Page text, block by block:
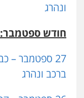
ונהרג
חודש ספטמבר: 12 הרוגים בתאונות דרכים
ברכב ונהרג